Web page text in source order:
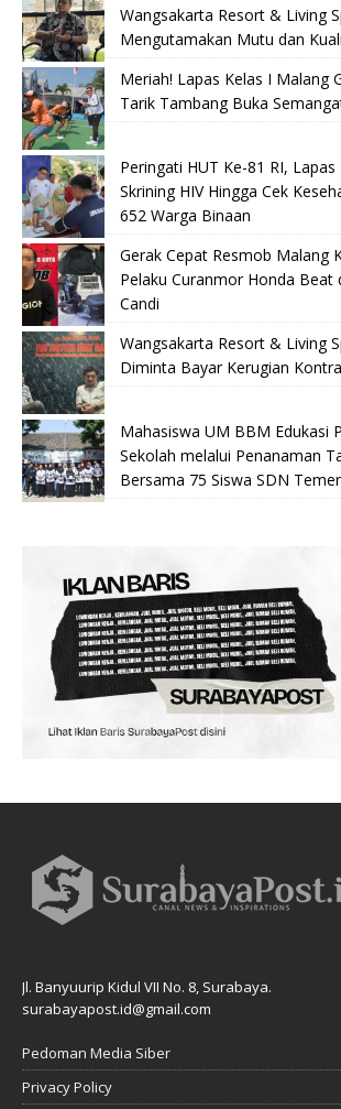
Wangsakarta Resort & Living
Mengutamakan Mutu dan
Meriah! Lapas Kelas I Malang
Tarik Tambang Buka
Peringati HUT Ke-81 RI,
Skrining HIV Hingga Cek
652 Warga Binaan
Gerak Cepat Resmob Malang
Pelaku Curanmor Honda Beat
Candi
Wangsakarta Resort & Living
Diminta Bayar Kerugian
Mahasiswa UM BBM Edukasi
Sekolah melalui Penanaman
Bersama 75 Siswa SDN
Jl. Banyuurip Kidul VII No. 8, Surabaya.
surabayapost.id@gmail.com
Pedoman Media Siber
Privacy Policy